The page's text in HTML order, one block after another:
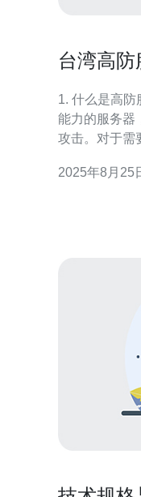
台湾高
1. 什么是高防服务器？ 高防服务
能力的服务器
攻击。对于需
独特的网络环
2025年8月25